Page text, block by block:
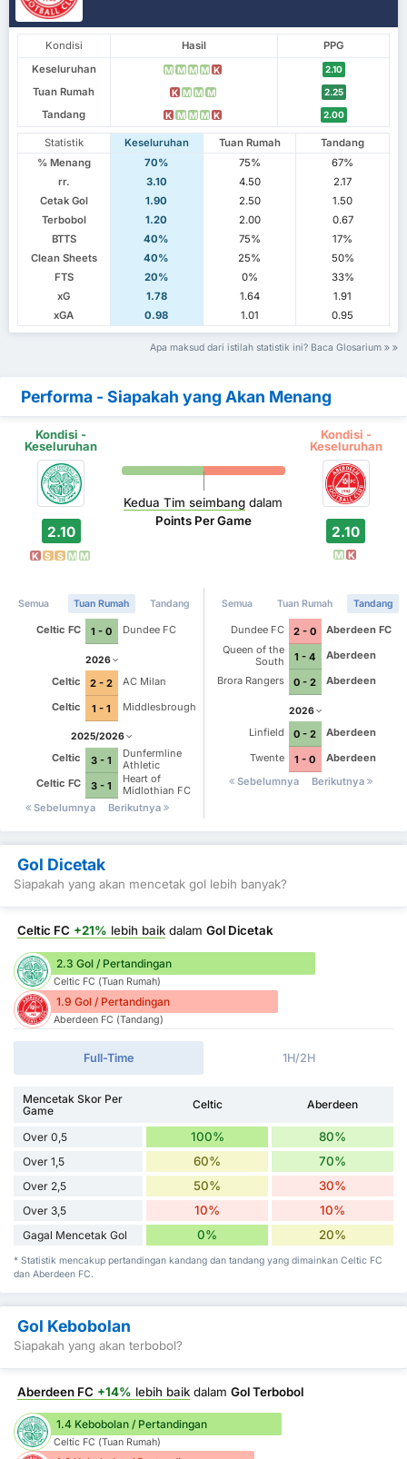
Kondisi Hasil
PPG
Keseluruhan
M M M M K 2.10
Tuan Rumah K M M M 2.25
Tandang K M M M K 2.00
Statistik Keseluruhan Tuan Rumah
Tandang
% Menang
70% 75%
67%
rr.
3.10 4.50
2.17
Cetak Gol
1.90 2.50
1.50
Terbobol
1.20 2.00
0.67
BTTS
40% 75%
17%
Clean Sheets
40% 25%
50%
FTS
20% 0%
33%
xG
1.78 1.64
1.91
xGA
0.98 1.01 0.95
Apa maksud dari istilah statistik ini? Baca Glosarium
Performa - Siapakah yang Akan Menang
Kondisi -
Keseluruhan
Kondisi -
Keseluruhan
2.10
K S S M M
Kedua Tim seimbang dalam
Points Per Game
2.10
M K
Semua Tuan Rumah Tandang
Celtic FC 1 - 0 Dundee FC
2026
Celtic 2 - 2
AC Milan
Celtic
1 - 1 Middlesbrough
2025/2026
Celtic 3 - 1
Dunfermline
Athletic
Celtic FC
3 - 1
Heart of
Midlothian FC
Sebelumnya
Berikutnya
Semua Tuan Rumah Tandang
Dundee FC 2 - 0
Aberdeen FC
Queen of the
South
1 - 4
Aberdeen
Brora Rangers
0 - 2 Aberdeen
2026
Linfield 0 - 2
Aberdeen
Twente
1 - 0
Aberdeen
Sebelumnya
Berikutnya
Gol Dicetak
Siapakah yang akan mencetak gol lebih banyak?
Celtic FC +21% lebih baik dalam Gol Dicetak
2.3 Gol / Pertandingan
Celtic FC (Tuan Rumah)
1.9 Gol / Pertandingan
Aberdeen FC (Tandang)
Full-Time 1H/2H
Mencetak Skor Per
Game
Celtic Aberdeen
Over 0,5 100% 80%
Over 1,5 60% 70%
Over 2,5 50% 30%
Over 3,5 10% 10%
Gagal Mencetak Gol 0% 20%
* Statistik mencakup pertandingan kandang dan tandang yang dimainkan Celtic FC
dan Aberdeen FC.
Gol Kebobolan
Siapakah yang akan terbobol?
Aberdeen FC +14% lebih baik dalam Gol Terbobol
1.4 Kebobolan / Pertandingan
Celtic FC (Tuan Rumah)